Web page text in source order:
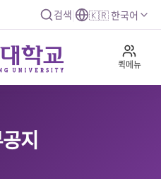
검색 🇰🇷 한국어
퀵메뉴
지